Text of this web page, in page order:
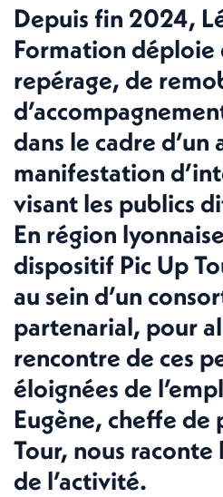
Depuis fin 2024,
Formation déploie
repérage, de
dans le cadre d’un
manifestation
visant les publics
En région
dispositif Pic Up
au sein d’un
partenarial, pour
rencontre de ces
éloignées de
Eugène, cheffe de
Tour, nous
de l’activité.